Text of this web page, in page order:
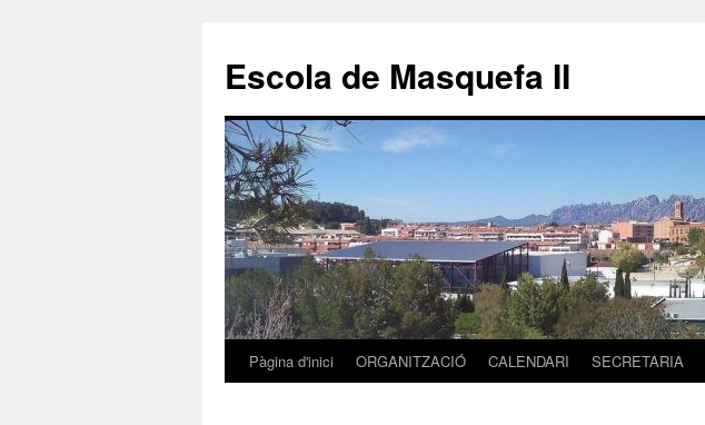
Escola de Masquefa II
VésPàgina d'inici ORGANITZACIÓ CALENDARI SECRETARIA